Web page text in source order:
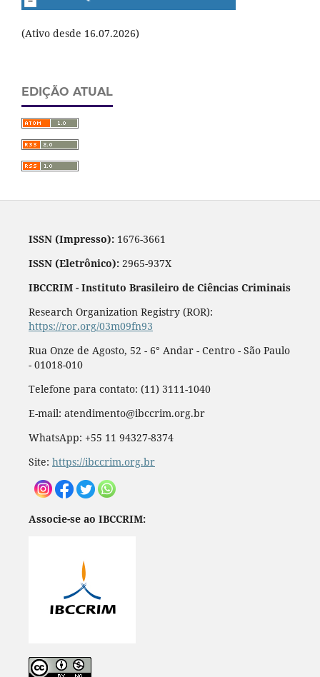
(Ativo desde 16.07.2026)
EDIÇÃO ATUAL
ISSN (Impresso):1676-3661
ISSN (Eletrônico):2965-937X
IBCCRIM - Instituto Brasileiro de Ciências Criminais
Research Organization Registry (ROR):
https://ror.org/03m09fn93
Rua Onze de Agosto, 52 - 6° Andar - Centro - São Paulo
- 01018-010
Telefone para contato: (11) 3111-1040
E-mail: atendimento@ibccrim.org.br
WhatsApp: +55 11 94327-8374
Site: https://ibccrim.org.br
Associe-se ao IBCCRIM: